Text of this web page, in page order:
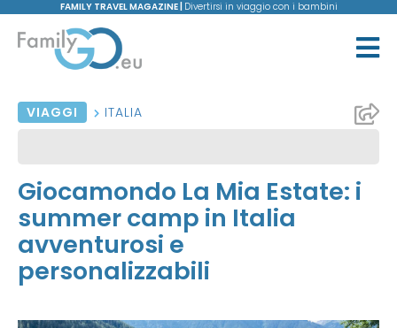
FAMILY TRAVEL MAGAZINE | Divertirsi in viaggio con i bambini
VIAGGI ITALIA
Giocamondo La Mia Estate: i
summer camp in Italia
avventurosi e
personalizzabili